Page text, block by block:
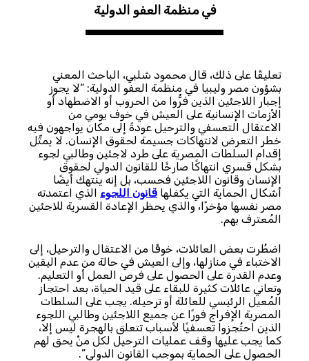
في منظمة العفو الدولية
تعليقًا على ذلك، قال محمود شلبي، الباحث المعني
بشؤون مصر وليبيا في منظمة العفو الدولية: “لا يجوز
إجبار اللاجئين الذين فرُّوا من الحروب أو الاضطهاد أو
الأزمات الإنسانية على العيش في خوف يومي من
الاعتقال التعسفي والترحيل عودةً إلى مكان يواجهون فيه
خطر التعرض لانتهاكات جسيمة لحقوق الإنسان. لا يمثِّل
إقدام السلطات المصرية على طرد لاجئين وطالبي لجوء
بشكل قسري انتهاكًا صارخًا للقانون الدولي لحقوق
الإنسان وقانون اللاجئين فحسب، بل إنه ينتهك أيضًا
أشكال الحماية التي يكفلها قانون اللجوء الذي اعتمدته
مصر نفسها مؤخرًا، والذي يحظر الإعادة القسرية للاجئين
المُعترف بهم.
اضطُرت بعض العائلات، خوفًا من الاعتقال والترحيل، إلى
الاختباء في منازلها، وإلى العيش في حالة من عدم اليقين
وعدم القدرة على الحصول على فرص العمل أو التعليم.
وتعاني عائلات كثيرة للبقاء على قيد الحياة، بعد احتجاز
المُعيل الرئيسي للعائلة أو ترحيله. يجب على السلطات
المصرية الإفراج فورًا عن جميع اللاجئين وطالبي اللجوء
الذين احتُجزوا تعسفيًا لأسباب تتعلق بالهجرة ليس إلا،
كما يجب عليها وقف عمليات الترحيل لكل منْ يحق لهم
الحصول على الحماية بموجب القانون الدولي”.